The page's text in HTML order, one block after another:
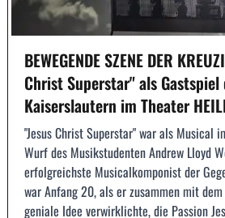
BEWEGENDE SZENE DER
Christ Superstar" als
Kaiserslautern im Theater
"Jesus Christ Superstar" war als Musical
Wurf des Musikstudenten Andrew Lloyd
erfolgreichste Musicalkomponist der
war Anfang 20, als er zusammen mit
geniale Idee verwirklichte, die Passion